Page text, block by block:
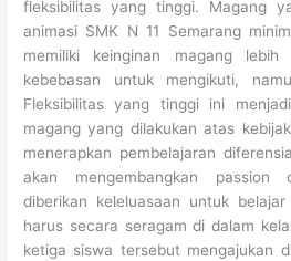
fleksibilitas yang tinggi. Magang
animasi SMK N 11 Semarang
memiliki keinginan magang
kebebasan untuk mengikuti,
Fleksibilitas yang tinggi ini
magang yang dilakukan atas
menerapkan pembelajaran
akan mengembangkan passion
diberikan keleluasaan untuk
harus secara seragam di dalam
ketiga siswa tersebut mengajukan